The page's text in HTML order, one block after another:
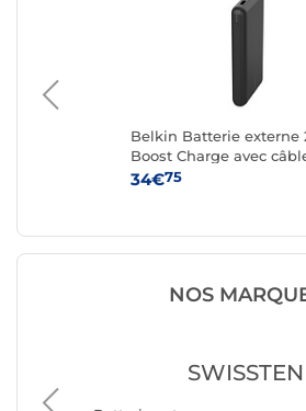
Belkin Batterie externe
Boost Charge avec
A vers USB-C (Noir)
34€75
NOS
SWISSTEN